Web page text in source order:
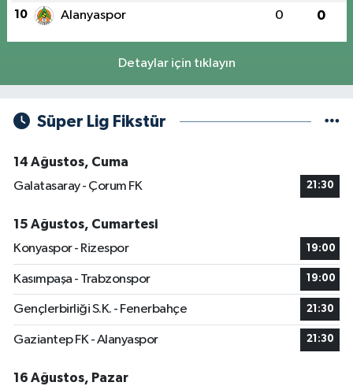
10 Alanyaspor 0 0
Detaylar için tıklayın
Süper Lig Fikstür
14 Ağustos, Cuma
Galatasaray - Çorum FK
21:30
15 Ağustos, Cumartesi
Konyaspor - Rizespor
19:00
Kasımpaşa - Trabzonspor 19:00
Gençlerbirliği S.K. - Fenerbahçe 21:30
Gaziantep FK - Alanyaspor 21:30
16 Ağustos, Pazar